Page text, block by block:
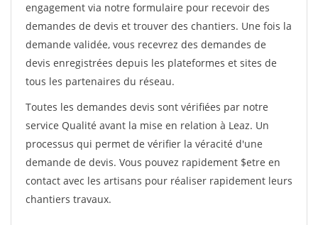
engagement via notre formulaire pour recevoir des
demandes de devis et trouver des chantiers. Une fois la
demande validée, vous recevrez des demandes de
devis enregistrées depuis les plateformes et sites de
tous les partenaires du réseau.
Toutes les demandes devis sont vérifiées par notre
service Qualité avant la mise en relation à Leaz. Un
processus qui permet de vérifier la véracité d'une
demande de devis. Vous pouvez rapidement $etre en
contact avec les artisans pour réaliser rapidement leurs
chantiers travaux.